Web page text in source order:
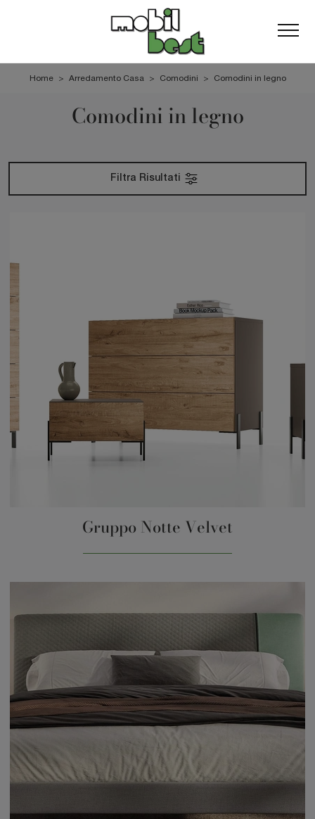
Home > Arredamento Casa > Comodini > Comodini in legno
Comodini in legno
Filtra Risultati
Gruppo Notte Velvet